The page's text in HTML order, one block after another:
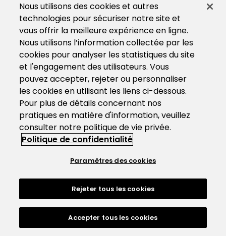
Nous utilisons des cookies et autres
technologies pour sécuriser notre site et
vous offrir la meilleure expérience en ligne.
Nous utilisons l’information collectée par les
cookies pour analyser les statistiques du site
et l'engagement des utilisateurs. Vous
pouvez accepter, rejeter ou personnaliser
les cookies en utilisant les liens ci-dessous.
Pour plus de détails concernant nos
pratiques en matière d'information, veuillez
consulter notre politique de vie privée.
Politique de confidentialité
Paramètres des cookies
Rejeter tous les cookies
Accepter tous les cookies